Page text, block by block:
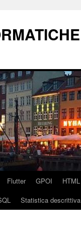
Flutter GPOI HTML
Statistica descrittiva